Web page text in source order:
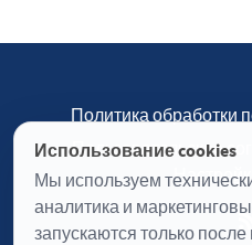
Использование cookies
Мы используем
аналитика и
запускаются только
Политика обработки
Пользовательское